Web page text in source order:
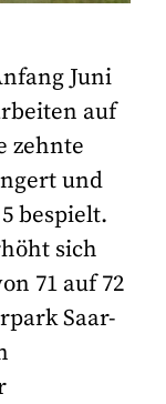
Juni
auf
zehnte
und
bespielt.
sich
71 auf 72
Saar-